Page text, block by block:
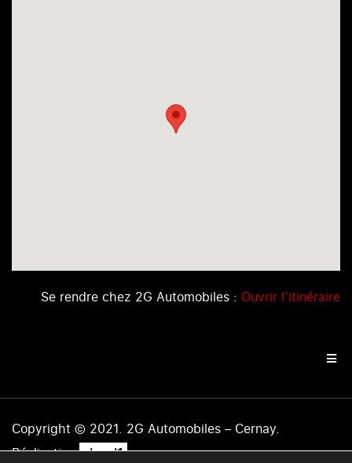
Se rendre chez 2G Automobiles : Ouvrir l’itinéraire
Copyright © 2021. 2G Automobiles – Cernay.
Réalisation .level1